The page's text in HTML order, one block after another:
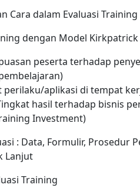
Cara dalam Evaluasi Training
dengan Model Kirkpatrick
peserta terhadap
perilaku/aplikasi di tempat
hasil terhadap bisnis
Investment)
: Data, Formulir, Prosedur
Lanjut
Training